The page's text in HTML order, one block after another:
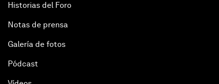
Historias del Foro
Notas de prensa
Galería de fotos
Pódcast